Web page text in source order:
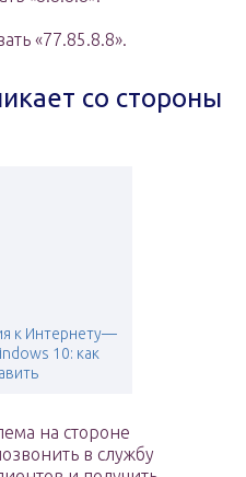
«77.85.8.8».
со стороны
к Интернету—
10: как
на стороне
в службу